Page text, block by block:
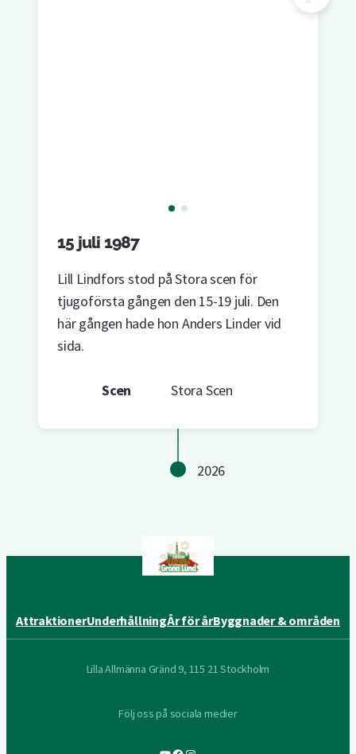
15 juli 1987
Lill Lindfors stod på Stora scen för
tjugoförsta gången den 15-19 juli. Den
här gången hade hon Anders Linder vid
sida.
Scen Stora Scen
2026
AttraktionerUnderhållningÅr för årByggnader & områden
Lilla Allmänna Gränd 9, 115 21 Stockholm
Följ oss på sociala medier